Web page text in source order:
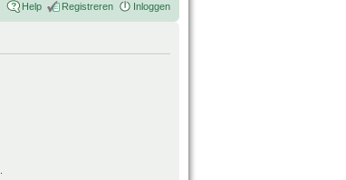
Help Registreren Inloggen